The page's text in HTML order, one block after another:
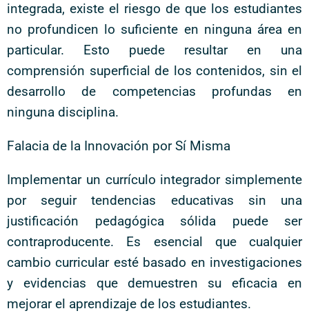
integrada, existe el riesgo de que los estudiantes
no profundicen lo suficiente en ninguna área en
particular. Esto puede resultar en una
comprensión superficial de los contenidos, sin el
desarrollo de competencias profundas en
ninguna disciplina.
Falacia de la Innovación por Sí Misma
Implementar un currículo integrador simplemente
por seguir tendencias educativas sin una
justificación pedagógica sólida puede ser
contraproducente. Es esencial que cualquier
cambio curricular esté basado en investigaciones
y evidencias que demuestren su eficacia en
mejorar el aprendizaje de los estudiantes.